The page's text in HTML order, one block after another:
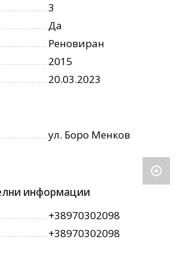
3
Да
Реновиран
2015
20.03.2023
ул. Боро Менков
информации
+38970302098
+38970302098